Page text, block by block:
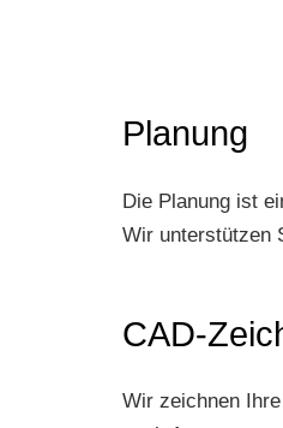
Planung
Die Planung ist
Wir unterstützen
CAD-
Wir zeichnen